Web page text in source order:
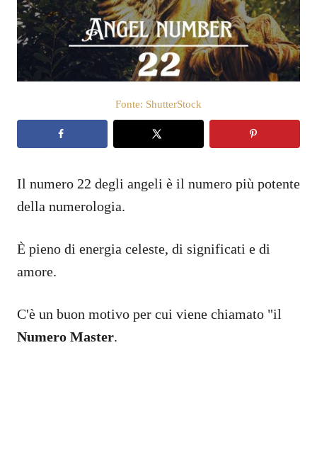
a
t
o
u
Fonte: ShutterStock
Il numero 22 degli angeli è il numero più potente
della numerologia.
È pieno di energia celeste, di significati e di
amore.
C'è un buon motivo per cui viene chiamato "il
Numero Master.